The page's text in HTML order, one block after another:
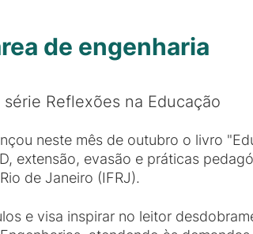
de engenharia
Reflexões na Educação
neste mês de outubro o livro
extensão, evasão e práticas
de Janeiro (IFRJ).
e visa inspirar no leitor